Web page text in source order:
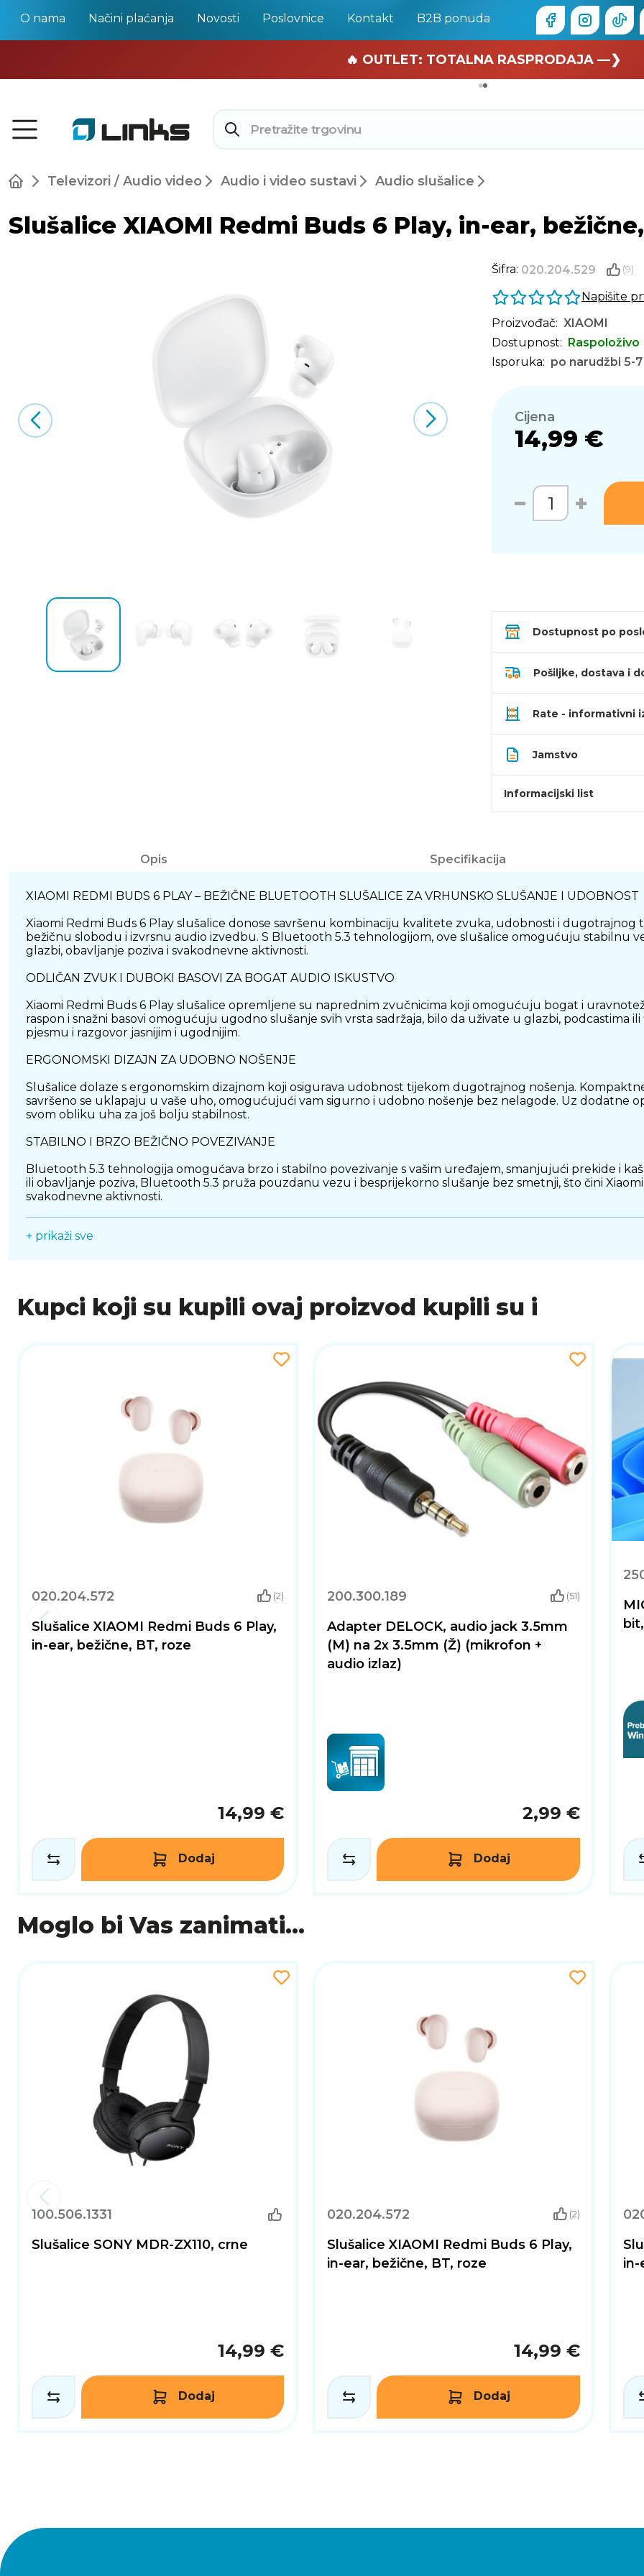
O nama Načini plaćanja Novosti Poslovnice Kontakt B2B ponuda
🏄 Zaslužuješ odmor —❯
🔥 OUTLET: TOTALNA RASPRODAJA —❯
Televizori / Audio video Audio i video sustavi Audio slušalice
Slušalice XIAOMI Redmi Buds 6 Play, in-ear,
Šifra: 020.204.529 (9)
Napišite
Proizvođač: XIAOMI
Dostupnost: Raspoloživo
Isporuka: po narudžbi 5-
Cijena
14,99 €
Dostupnost po
Pošiljke, dostava i
Rate - informativni
Jamstvo
Informacijski list
Opis Specifikacija
XIAOMI REDMI BUDS 6 PLAY – BEŽIČNE BLUETOOTH SLUŠALICE ZA VRHUNSKO SLUŠANJE I UDOBNOST
Xiaomi Redmi Buds 6 Play slušalice donose savršenu kombinaciju kvalitete zvuka, udobnosti i dugotrajnog
bežičnu slobodu i izvrsnu audio izvedbu. S Bluetooth 5.3 tehnologijom, ove slušalice omogućuju stabilnu
glazbi, obavljanje poziva i svakodnevne aktivnosti.
ODLIČAN ZVUK I DUBOKI BASOVI ZA BOGAT AUDIO ISKUSTVO
Xiaomi Redmi Buds 6 Play slušalice opremljene su naprednim zvučnicima koji omogućuju bogat i
raspon i snažni basovi omogućuju ugodno slušanje svih vrsta sadržaja, bilo da uživate u glazbi, podcastima
pjesmu i razgovor jasnijim i ugodnijim.
ERGONOMSKI DIZAJN ZA UDOBNO NOŠENJE
Slušalice dolaze s ergonomskim dizajnom koji osigurava udobnost tijekom dugotrajnog nošenja.
savršeno se uklapaju u vaše uho, omogućujući vam sigurno i udobno nošenje bez nelagode. Uz dodatne
svom obliku uha za još bolju stabilnost.
STABILNO I BRZO BEŽIČNO POVEZIVANJE
Bluetooth 5.3 tehnologija omogućava brzo i stabilno povezivanje s vašim uređajem, smanjujući prekide i
ili obavljanje poziva, Bluetooth 5.3 pruža pouzdanu vezu i besprijekorno slušanje bez smetnji, što čini
svakodnevne aktivnosti.
Xiaomi Redmi Buds 6 Play dolaze s intuitivnim touch kontrolama koje omogućuju jednostavno upravljanje
Xiaomi Redmi Buds 6 Play slušalice nude iznimnu zvučnu kvalitetu, dugotrajan komfor i stabilno bežično
svakodnevnu upotrebu. S dugotrajnim trajanjem baterije, Bluetooth 5.3 povezivanjem i intuitivnim
koji će zadovoljiti i najzahtjevnije korisnike. Idealne su za glazbu, pozive i multimedijske sadržaje.
+ prikaži sve
Kupci koji su kupili ovaj proizvod kupili su i
020.204.572 (2)
Slušalice XIAOMI Redmi Buds 6 Play,
in-ear, bežične, BT, roze
14,99 €
Dodaj
200.300.189 (51)
Adapter DELOCK, audio jack 3.5mm
(M) na 2x 3.5mm (Ž) (mikrofon +
audio izlaz)
2,99 €
Dodaj
Moglo bi Vas zanimati...
100.506.1331
Slušalice SONY MDR-ZX110, crne
14,99 €
Dodaj
020.204.572 (2)
Slušalice XIAOMI Redmi Buds 6 Play,
in-ear, bežične, BT, roze
14,99 €
Dodaj
in-